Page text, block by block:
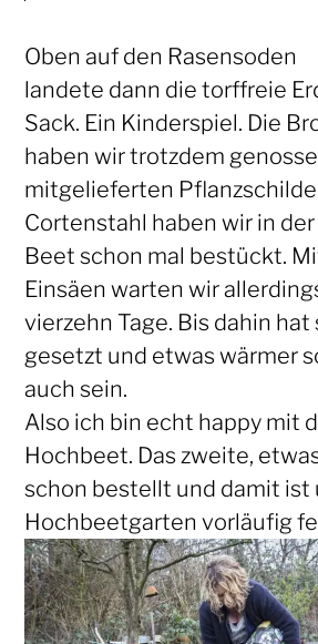
Oben auf den Rasensoden
landete dann die torffreie
Sack. Ein Kinderspiel. Die
haben wir trotzdem
mitgelieferten
Cortenstahl haben wir in
Beet schon mal bestückt.
Einsäen warten wir
vierzehn Tage. Bis dahin hat
gesetzt und etwas wärmer
auch sein.
Also ich bin echt happy mit
Hochbeet. Das zweite,
schon bestellt und damit ist
Hochbeetgarten vorläufig